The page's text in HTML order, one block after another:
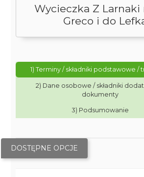
Wycieczka Z Larnaki
Greco i do
1) Terminy / składniki podstawowe /
2) Dane osobowe / składniki
dokumenty
3) Podsumowanie
DOSTĘPNE OPCJE